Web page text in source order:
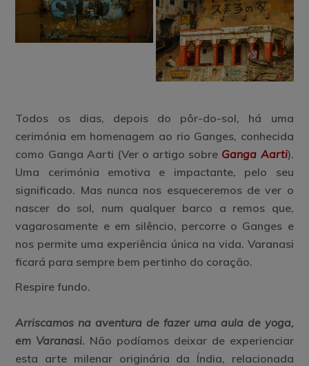
Todos os dias, depois do pôr-do-sol, há uma
cerimónia em homenagem ao rio Ganges, conhecida
como Ganga Aarti (Ver o artigo sobre Ganga Aarti).
Uma cerimónia emotiva e impactante, pelo seu
significado. Mas nunca nos esqueceremos de ver o
nascer do sol, num qualquer barco a remos que,
vagarosamente e em silêncio, percorre o Ganges e
nos permite uma experiência única na vida. Varanasi
ficará para sempre bem pertinho do coração.
Respire fundo.
Arriscamos na aventura de fazer uma aula de yoga,
em Varanasi. Não podíamos deixar de experienciar
esta arte milenar originária da Índia, relacionada